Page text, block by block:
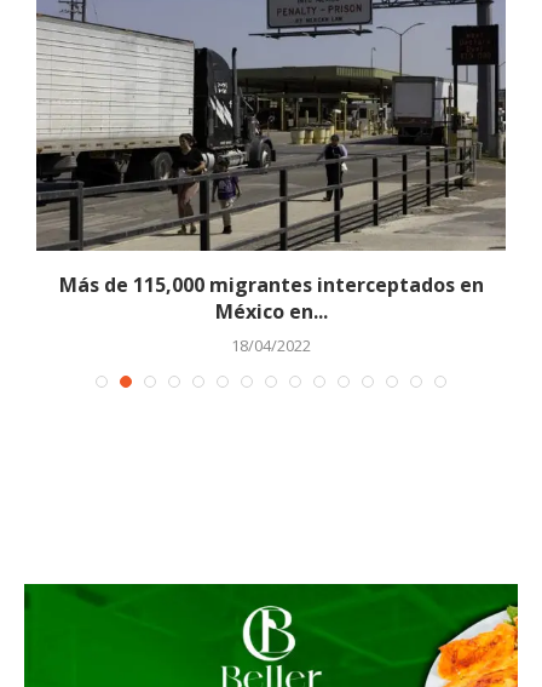
Más de 115,000 migrantes interceptados en
México en...
18/04/2022